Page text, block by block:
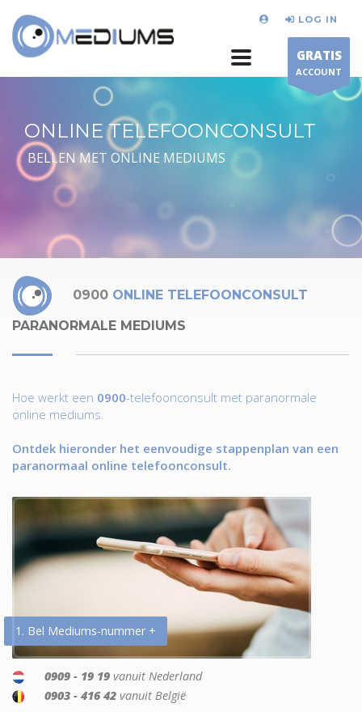
LOG IN
GRATIS
ACCOUNT
ONLINE TELEFOONCONSULT
BELLEN MET ONLINE MEDIUMS
0900 ONLINE TELEFOONCONSULT
PARANORMALE MEDIUMS
Hoe werkt een 0900-telefoonconsult met paranormale
online mediums.
Ontdek hieronder het eenvoudige stappenplan van een
paranormaal online telefoonconsult.
1. Bel Mediums-nummer +
0909 - 19 19 vanuit Nederland
0903 - 416 42 vanuit België